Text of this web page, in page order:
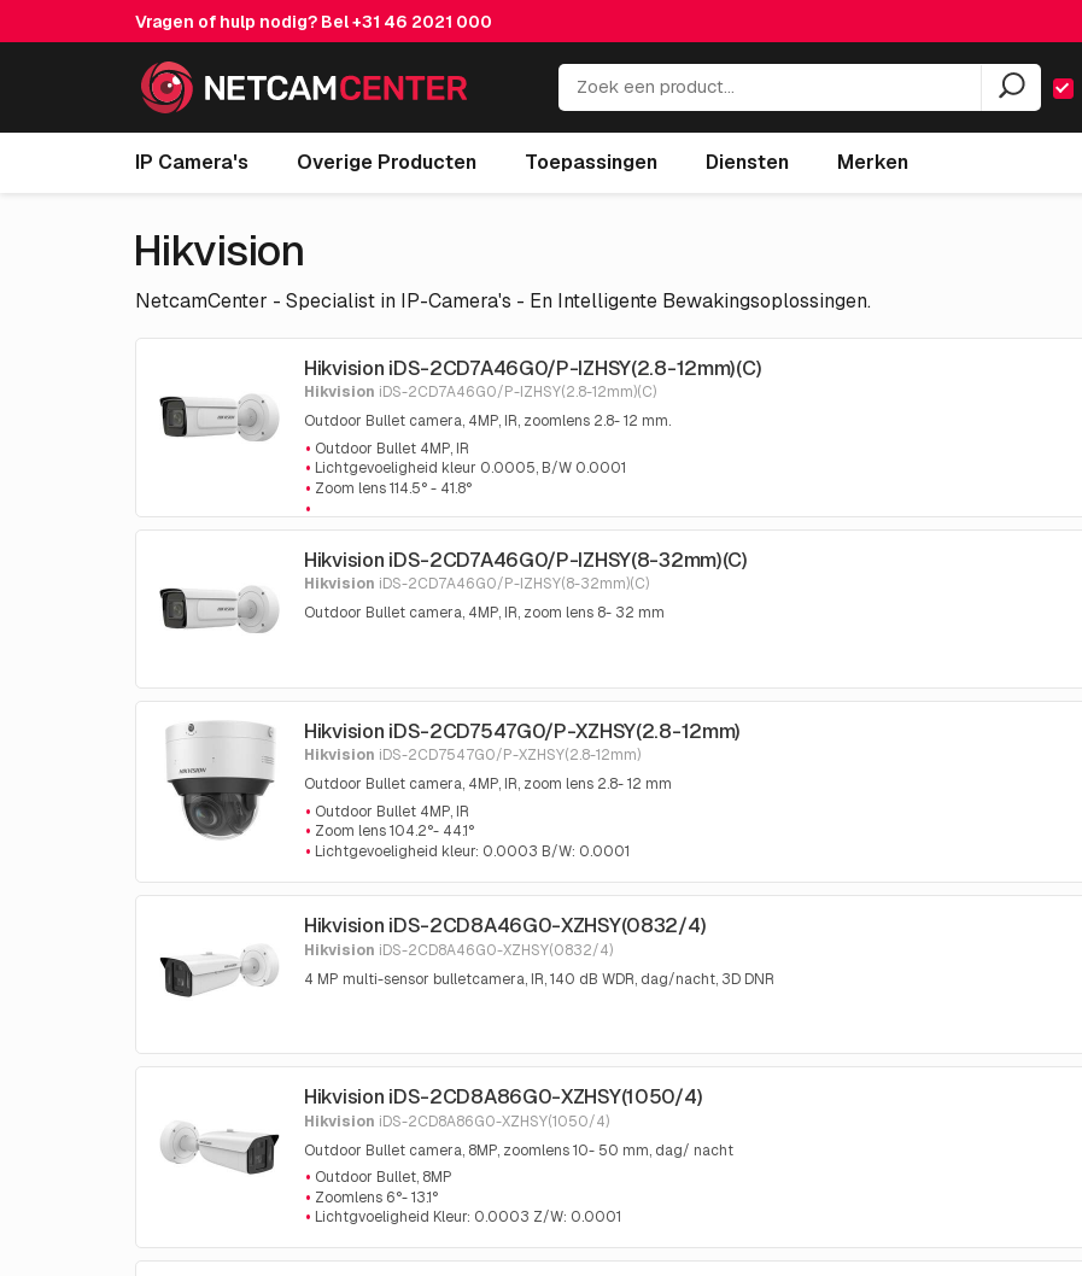
Vragen of hulp nodig? Bel+31 46 2021 000
IP Camera's Overige Producten Toepassingen Diensten Merken
Hikvision
NetcamCenter - Specialist in IP-Camera's - En Intelligente Bewakingsoplossingen.
Hikvision iDS-2CD7A46G0/P-IZHSY(2.8-12mm)(C)
Hikvision iDS-2CD7A46G0/P-IZHSY(2.8-12mm)(C)
Outdoor Bullet camera, 4MP, IR, zoomlens 2.8- 12 mm.
Outdoor Bullet 4MP, IR
Lichtgevoeligheid kleur 0.0005, B/W 0.0001
Zoom lens 114.5° - 41.8°
Hikvision iDS-2CD7A46G0/P-IZHSY(8-32mm)(C)
Hikvision iDS-2CD7A46G0/P-IZHSY(8-32mm)(C)
Outdoor Bullet camera, 4MP, IR, zoom lens 8- 32 mm
Hikvision iDS-2CD7547G0/P-XZHSY(2.8-12mm)
Hikvision iDS-2CD7547G0/P-XZHSY(2.8-12mm)
Outdoor Bullet camera, 4MP, IR, zoom lens 2.8- 12 mm
Outdoor Bullet 4MP, IR
Zoom lens 104.2°- 44.1°
Lichtgevoeligheid kleur: 0.0003 B/W: 0.0001
Hikvision iDS-2CD8A46G0-XZHSY(0832/4)
Hikvision iDS-2CD8A46G0-XZHSY(0832/4)
4 MP multi-sensor bulletcamera, IR, 140 dB WDR, dag/nacht, 3D DNR
Hikvision iDS-2CD8A86G0-XZHSY(1050/4)
Hikvision iDS-2CD8A86G0-XZHSY(1050/4)
Outdoor Bullet camera, 8MP, zoomlens 10- 50 mm, dag/ nacht
Outdoor Bullet, 8MP
Zoomlens 6°- 13.1°
Lichtgvoeligheid Kleur: 0.0003 Z/W: 0.0001